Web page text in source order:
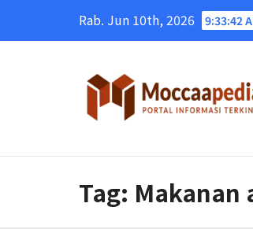
Rab. Jun 10th, 2026 9:33:42
Tag: Makanan